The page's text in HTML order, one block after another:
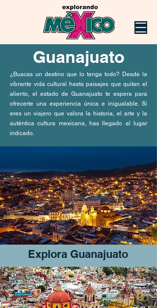
Guanajuato
¿Buscas un destino que lo tenga todo? Desde la
vibrante vida cultural hasta paisajes que quitan el
aliento, el estado de Guanajuato te espera para
ofrecerte una experiencia única e inigualable. Si
eres un viajero que valora la historia, el arte y la
auténtica cultura mexicana, has llegado al lugar
indicado.
Explora Guanajuato